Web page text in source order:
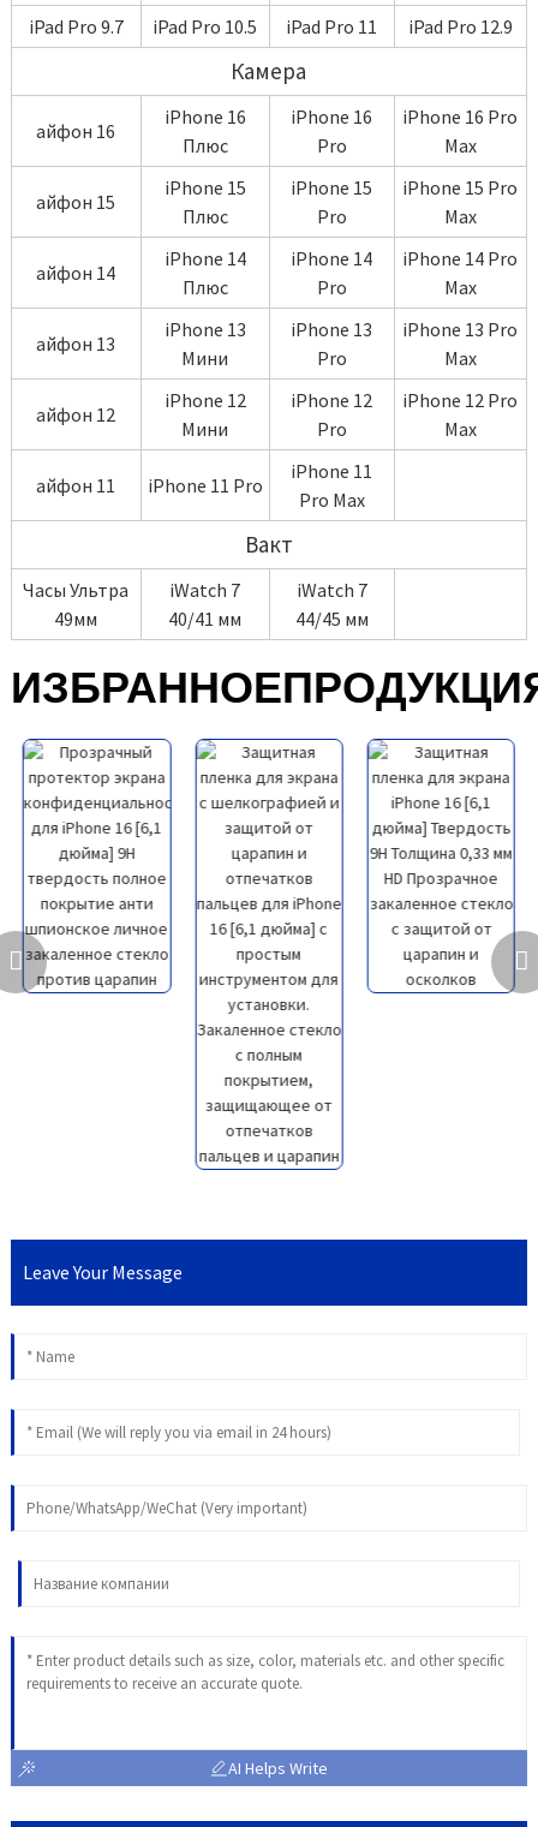
iPad Pro 9.7 iPad Pro 10.5 iPad Pro 11 iPad Pro 12.9
Камера
айфон 16
iPhone 16
Плюс
iPhone 16
Pro
iPhone 16 Pro
Max
айфон 15
iPhone 15
Плюс
iPhone 15
Pro
iPhone 15 Pro
Max
айфон 14
iPhone 14
Плюс
iPhone 14
Pro
iPhone 14 Pro
Max
айфон 13
iPhone 13
Мини
iPhone 13
Pro
iPhone 13 Pro
Max
айфон 12
iPhone 12
Мини
iPhone 12
Pro
iPhone 12 Pro
Max
айфон 11 iPhone 11 Pro
iPhone 11
Pro Max
Вакт
Часы Ультра
49мм
iWatch 7
40/41 мм
iWatch 7
44/45 мм
ИЗБРАННОЕ
Leave Your Message
AI Helps Write